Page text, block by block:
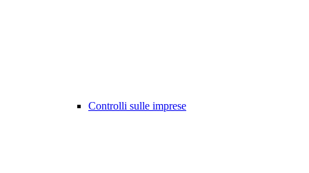
Controlli sulle imprese